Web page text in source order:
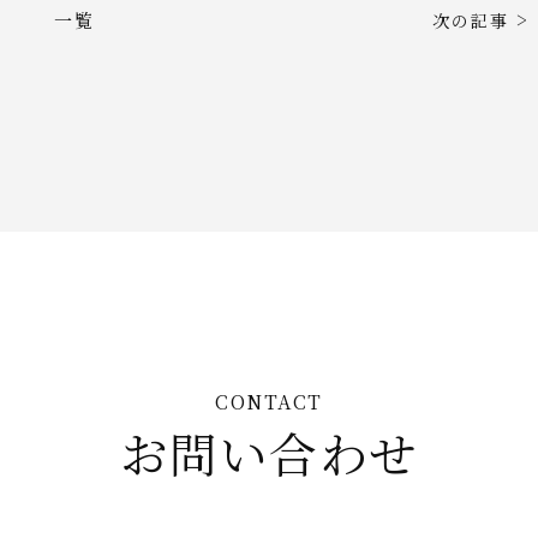
一覧 次の記事 >
CONTACT
お問い合わせ